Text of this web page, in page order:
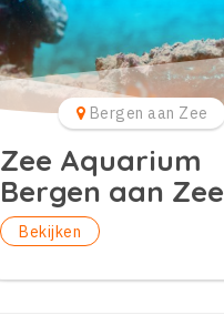
Bergen aan Zee
Zee Aquarium
Bergen aan Zee
Bekijken